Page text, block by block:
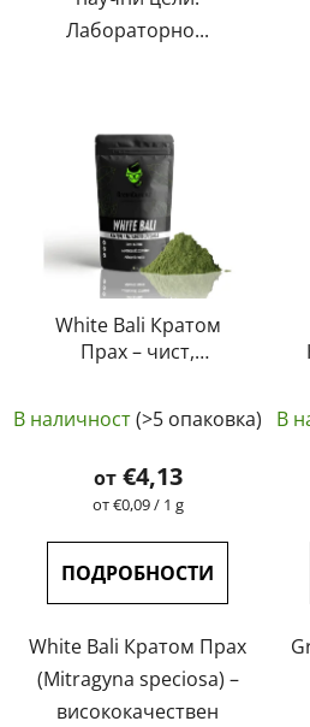
Лабораторно...
White Bali Кратом
Прах – чист,
| GreenGuru
оценка
на
продукта
5,0
звезди.
В наличност(>5 опаковка)
от€4,13
Измерване
цената:
от €0,09 / 1 g
ПОДРОБНОСТИ
White Bali Кратом Прах
(Mitragyna speciosa) –
висококачествен
В